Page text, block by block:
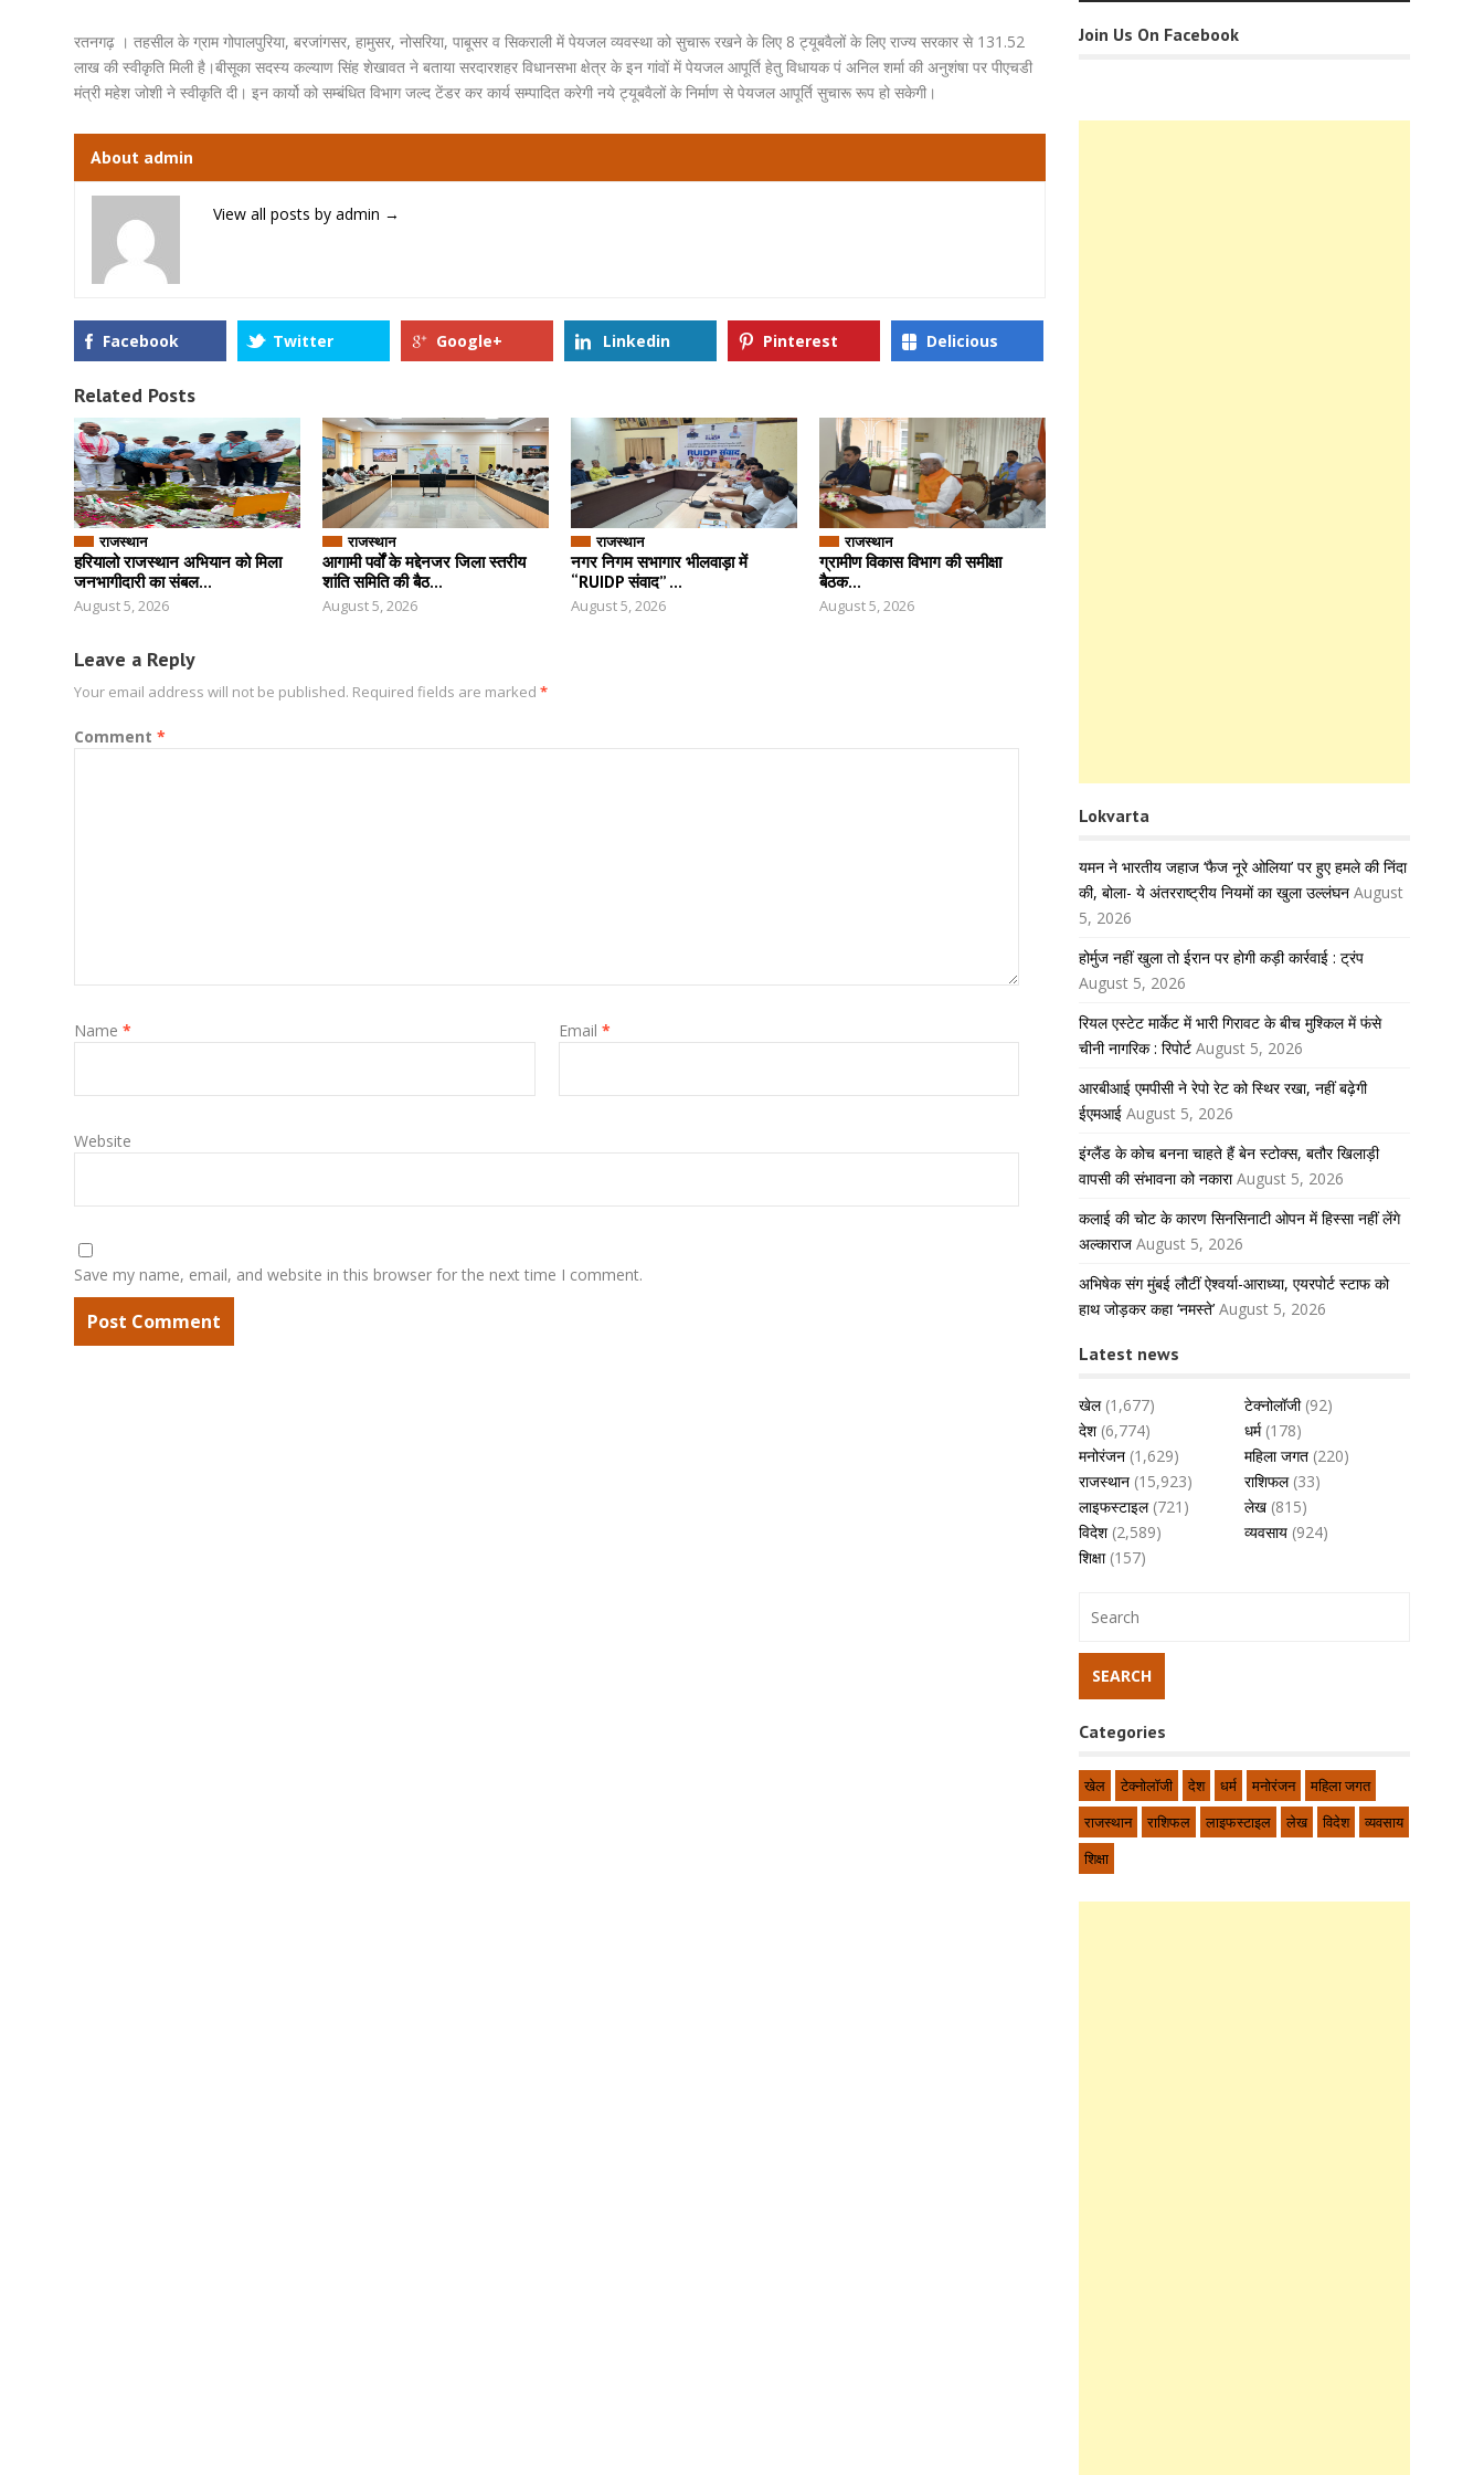
रतनगढ़ । तहसील के ग्राम गोपालपुरिया, बरजांगसर, हामुसर, नोसरिया, पाबूसर व सिकराली में पेयजल व्यवस्था को सुचारू रखने के लिए 8 ट्यूबवैलों के लिए राज्य सरकार से 131.52
लाख की स्वीकृति मिली है।बीसूका सदस्य कल्याण सिंह शेखावत ने बताया सरदारशहर विधानसभा क्षेत्र के इन गांवों में पेयजल आपूर्ति हेतु विधायक पं अनिल शर्मा की अनुशंषा पर पीएचडी
मंत्री महेश जोशी ने स्वीकृति दी। इन कार्यो को सम्बंधित विभाग जल्द टेंडर कर कार्य सम्पादित करेगी नये ट्यूबवैलों के निर्माण से पेयजल आपूर्ति सुचारू रूप हो सकेगी।
About admin
View all posts by admin →
Facebook Twitter Google+ Linkedin Pinterest Delicious
Related Posts
राजस्थान
हरियालो राजस्थान अभियान को मिला
जनभागीदारी का संबल...
August 5, 2026
राजस्थान
आगामी पर्वों के मद्देनजर जिला स्तरीय
शांति समिति की बैठ...
August 5, 2026
राजस्थान
नगर निगम सभागार भीलवाड़ा में
“RUIDP संवाद” ...
August 5, 2026
राजस्थान
ग्रामीण विकास विभाग की समीक्षा
बैठक...
August 5, 2026
Leave a Reply
Your email address will not be published. Required fields are marked *
Comment *
Name * Email *
Website
Save my name, email, and website in this browser for the next time I comment.
Join Us On Facebook
Lokvarta
यमन ने भारतीय जहाज ‘फैज नूरे ओलिया’ पर हुए हमले की निंदा
की, बोला- ये अंतरराष्ट्रीय नियमों का खुला उल्लंघन August
5, 2026
होर्मुज नहीं खुला तो ईरान पर होगी कड़ी कार्रवाई : ट्रंप
August 5, 2026
रियल एस्टेट मार्केट में भारी गिरावट के बीच मुश्किल में फंसे
चीनी नागरिक : रिपोर्ट August 5, 2026
आरबीआई एमपीसी ने रेपो रेट को स्थिर रखा, नहीं बढ़ेगी
ईएमआई August 5, 2026
इंग्लैंड के कोच बनना चाहते हैं बेन स्टोक्स, बतौर खिलाड़ी
वापसी की संभावना को नकारा August 5, 2026
कलाई की चोट के कारण सिनसिनाटी ओपन में हिस्सा नहीं लेंगे
अल्काराज August 5, 2026
अभिषेक संग मुंबई लौटीं ऐश्वर्या-आराध्या, एयरपोर्ट स्टाफ को
हाथ जोड़कर कहा ‘नमस्ते’ August 5, 2026
Latest news
खेल(1,677) टेक्नोलॉजी(92)
देश(6,774) धर्म(178)
मनोरंजन (1,629) महिला जगत (220)
राजस्थान (15,923) राशिफल(33)
लाइफस्टाइल(721) लेख (815)
विदेश(2,589) व्यवसाय (924)
शिक्षा(157)
Categories
खेल टेक्नोलॉजी देश धर्म मनोरंजन
महिला जगत
राजस्थान
राशिफल लाइफस्टाइल लेख विदेश
व्यवसाय
शिक्षा